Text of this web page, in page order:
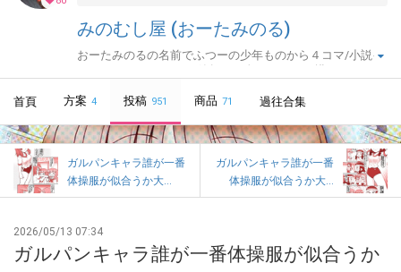
みのむし屋 (おーたみのる)
おーたみのるの名前でふつーの少年ものから４コマ/小説イ
首頁
方案 4 投稿 951 商品 71 過往合集
ガルパンキャラ誰が一番
体操服が似合うか大...
ガルパンキャラ誰が一番
体操服が似合うか大...
2026/05/13 07:34
ガルパンキャラ誰が一番体操服が似合うか